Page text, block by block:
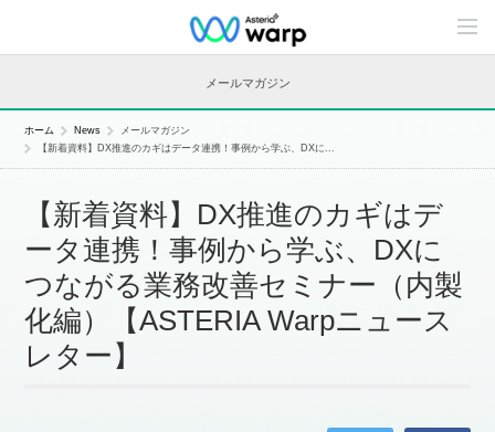
C
n
n
メールマガジン
ホーム News
メールマガジン
【新着資料】DX推進のカギはデータ連携！事例から学ぶ、DXに...
【新着資料】DX推進のカギはデ
ータ連携！事例から学ぶ、DXに
つながる業務改善セミナー（内製
化編）【ASTERIA Warpニュース
レター】